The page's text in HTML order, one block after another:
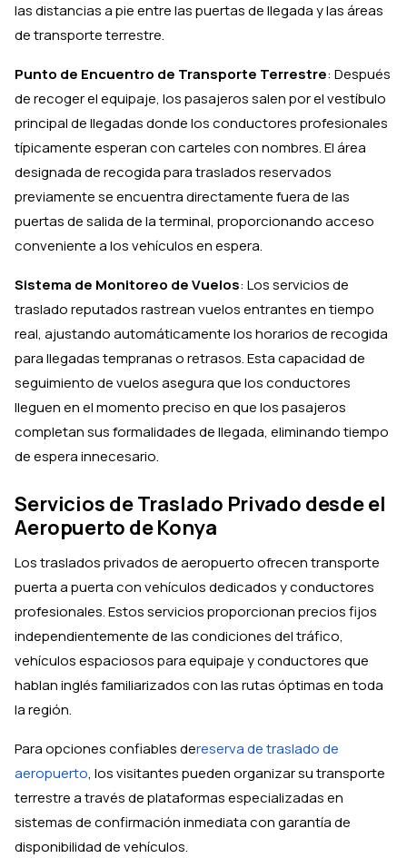
las distancias a pie entre las puertas de llegada y las áreas
de transporte terrestre.
Punto de Encuentro de Transporte Terrestre: Después
de recoger el equipaje, los pasajeros salen por el vestíbulo
principal de llegadas donde los conductores profesionales
típicamente esperan con carteles con nombres. El área
designada de recogida para traslados reservados
previamente se encuentra directamente fuera de las
puertas de salida de la terminal, proporcionando acceso
conveniente a los vehículos en espera.
Sistema de Monitoreo de Vuelos: Los servicios de
traslado reputados rastrean vuelos entrantes en tiempo
real, ajustando automáticamente los horarios de recogida
para llegadas tempranas o retrasos. Esta capacidad de
seguimiento de vuelos asegura que los conductores
lleguen en el momento preciso en que los pasajeros
completan sus formalidades de llegada, eliminando tiempo
de espera innecesario.
Servicios de Traslado Privado desde el
Aeropuerto de Konya
Los traslados privados de aeropuerto ofrecen transporte
puerta a puerta con vehículos dedicados y conductores
profesionales. Estos servicios proporcionan precios fijos
independientemente de las condiciones del tráfico,
vehículos espaciosos para equipaje y conductores que
hablan inglés familiarizados con las rutas óptimas en toda
la región.
Para opciones confiables dereserva de traslado de
aeropuerto, los visitantes pueden organizar su transporte
terrestre a través de plataformas especializadas en
sistemas de confirmación inmediata con garantía de
disponibilidad de vehículos.